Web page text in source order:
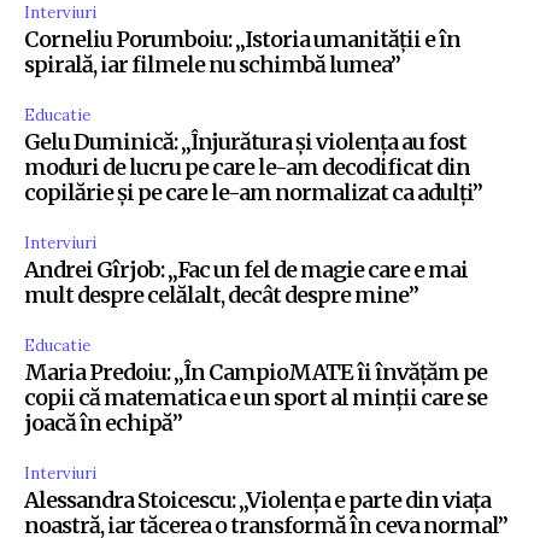
Interviuri
Corneliu Porumboiu: „Istoria umanității e în
spirală, iar filmele nu schimbă lumea”
Educatie
Gelu Duminică: „Înjurătura și violența au fost
moduri de lucru pe care le-am decodificat din
copilărie și pe care le-am normalizat ca adulți”
Interviuri
Andrei Gîrjob: „Fac un fel de magie care e mai
mult despre celălalt, decât despre mine”
Educatie
Maria Predoiu: „În CampioMATE îi învățăm pe
copii că matematica e un sport al minții care se
joacă în echipă”
Interviuri
Alessandra Stoicescu: „Violența e parte din viața
noastră, iar tăcerea o transformă în ceva normal”